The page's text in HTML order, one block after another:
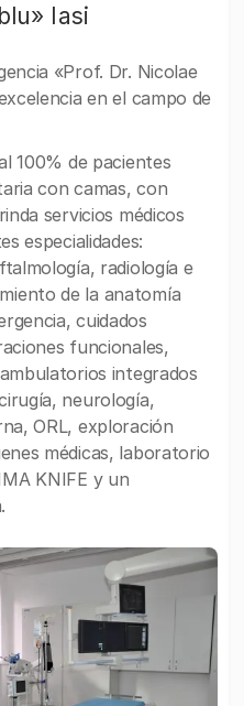
Iasi
«Prof. Dr. Nicolae
en el campo de
100% de pacientes
con camas, con
servicios médicos
especialidades:
radiología e
de la anatomía
cuidados
funcionales,
integrados
neurología,
ORL, exploración
médicas, laboratorio
KNIFE y un